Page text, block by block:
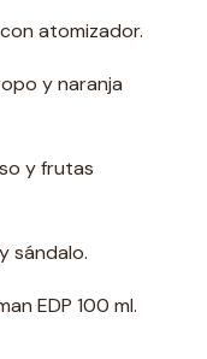
atomizador.
y naranja
y frutas
sándalo.
EDP 100 ml.